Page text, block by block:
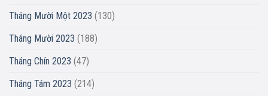
Tháng Mười Một 2023 (130)
Tháng Mười 2023 (188)
Tháng Chín 2023 (47)
Tháng Tám 2023 (214)